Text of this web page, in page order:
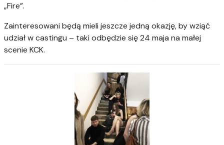
„Fire”.
Zainteresowani będą mieli jeszcze jedną okazję, by wziąć
udział w castingu – taki odbędzie się 24 maja na małej
scenie KCK.